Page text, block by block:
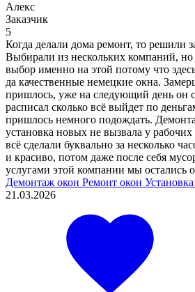
Алекс
Заказчик
5
Когда делали дома ремонт, то решили
Выбирали из нескольких компаний, но
выбор именно на этой потому что
да качественные немецкие окна.
пришлось, уже на следующий день он
расписал сколько всё выйдет по
пришлось немного подождать.
установка новых не вызвала у
всё сделали буквально за несколько
и красиво, потом даже после себя
услугами этой компании мы остались
Демонтаж окон Ремонт окон
21.03.2026